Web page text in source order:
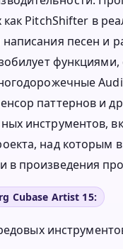
как PitchShifter в
написания песен
паттернов и
инструментов,
над которым
в произведения
Cubase Artist 15: